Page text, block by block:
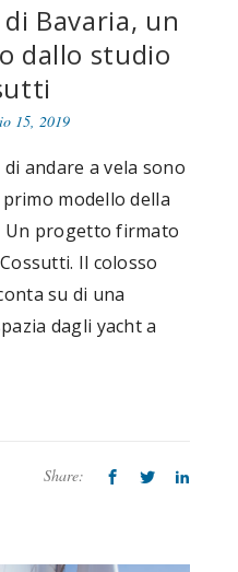
Bavaria, un
dallo studio
15, 2019
andare a vela sono
modello della
Un progetto firmato
Il colosso
su di una
dagli yacht a
Share: